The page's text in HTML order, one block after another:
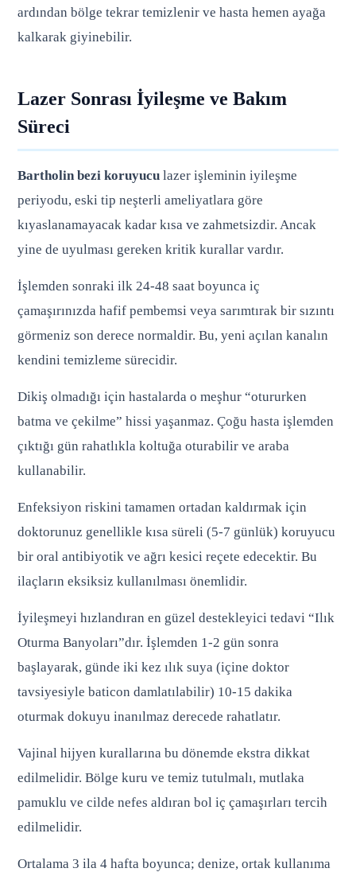
ardından bölge tekrar temizlenir ve hasta hemen ayağa
kalkarak giyinebilir.
Lazer Sonrası İyileşme ve Bakım
Süreci
Bartholin bezi koruyucu lazer işleminin iyileşme
periyodu, eski tip neşterli ameliyatlara göre
kıyaslanamayacak kadar kısa ve zahmetsizdir. Ancak
yine de uyulması gereken kritik kurallar vardır.
İşlemden sonraki ilk 24-48 saat boyunca iç
çamaşırınızda hafif pembemsi veya sarımtırak bir sızıntı
görmeniz son derece normaldir. Bu, yeni açılan kanalın
kendini temizleme sürecidir.
Dikiş olmadığı için hastalarda o meşhur “otururken
batma ve çekilme” hissi yaşanmaz. Çoğu hasta işlemden
çıktığı gün rahatlıkla koltuğa oturabilir ve araba
kullanabilir.
Enfeksiyon riskini tamamen ortadan kaldırmak için
doktorunuz genellikle kısa süreli (5-7 günlük) koruyucu
bir oral antibiyotik ve ağrı kesici reçete edecektir. Bu
ilaçların eksiksiz kullanılması önemlidir.
İyileşmeyi hızlandıran en güzel destekleyici tedavi “Ilık
Oturma Banyoları”dır. İşlemden 1-2 gün sonra
başlayarak, günde iki kez ılık suya (içine doktor
tavsiyesiyle baticon damlatılabilir) 10-15 dakika
oturmak dokuyu inanılmaz derecede rahatlatır.
Vajinal hijyen kurallarına bu dönemde ekstra dikkat
edilmelidir. Bölge kuru ve temiz tutulmalı, mutlaka
pamuklu ve cilde nefes aldıran bol iç çamaşırları tercih
edilmelidir.
Ortalama 3 ila 4 hafta boyunca; denize, ortak kullanıma